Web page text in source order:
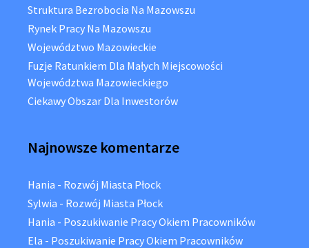
Struktura Bezrobocia Na Mazowszu
Rynek Pracy Na Mazowszu
Województwo Mazowieckie
Fuzje Ratunkiem Dla Małych Miejscowości
Województwa Mazowieckiego
Ciekawy Obszar Dla Inwestorów
Najnowsze komentarze
Hania - Rozwój Miasta Płock
Sylwia - Rozwój Miasta Płock
Hania - Poszukiwanie Pracy Okiem Pracowników
Ela - Poszukiwanie Pracy Okiem Pracowników